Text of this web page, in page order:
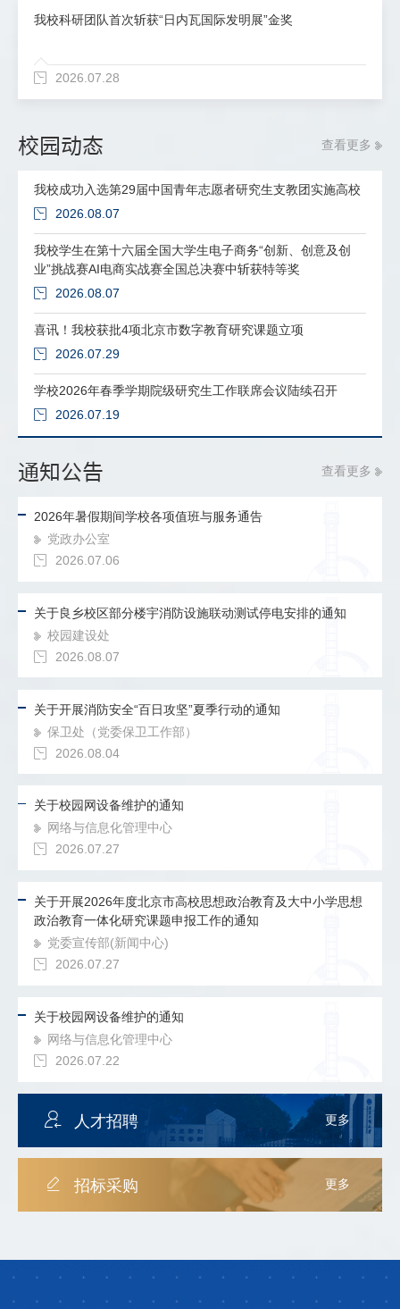
我校科研团队首次斩获“日内瓦国际发明展”金奖
2026.07.28
查看更多
校园动态
我校成功入选第29届中国青年志愿者研究生支教团实施高校
2026.08.07
我校学生在第十六届全国大学生电子商务“创新、创意及创
业”挑战赛AI电商实战赛全国总决赛中斩获特等奖
2026.08.07
喜讯！我校获批4项北京市数字教育研究课题立项
2026.07.29
学校2026年春季学期院级研究生工作联席会议陆续召开
2026.07.19
查看更多
通知公告
2026年暑假期间学校各项值班与服务通告
党政办公室
2026.07.06
关于良乡校区部分楼宇消防设施联动测试停电安排的通知
校园建设处
2026.08.07
关于开展消防安全“百日攻坚”夏季行动的通知
保卫处（党委保卫工作部）
2026.08.04
关于校园网设备维护的通知
网络与信息化管理中心
2026.07.27
关于开展2026年度北京市高校思想政治教育及大中小学思想
政治教育一体化研究课题申报工作的通知
党委宣传部(新闻中心)
2026.07.27
关于校园网设备维护的通知
网络与信息化管理中心
2026.07.22
人才招聘 更多
招标采购 更多